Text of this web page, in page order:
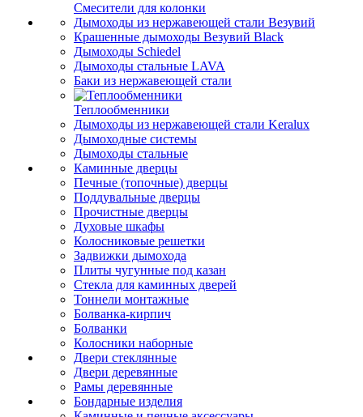
Смесители для колонки
Дымоходы из нержавеющей стали Везувий
Крашенные дымоходы Везувий Black
Дымоходы Schiedel
Дымоходы стальные LAVA
Баки из нержавеющей стали
Теплообменники
Дымоходы из нержавеющей стали Keralux
Дымоходные системы
Дымоходы стальные
Каминные дверцы
Печные (топочные) дверцы
Поддувальные дверцы
Прочистные дверцы
Духовые шкафы
Колосниковые решетки
Задвижки дымохода
Плиты чугунные под казан
Стекла для каминных дверей
Тоннели монтажные
Болванка-кирпич
Болванки
Колосники наборные
Двери стеклянные
Двери деревянные
Рамы деревянные
Бондарные изделия